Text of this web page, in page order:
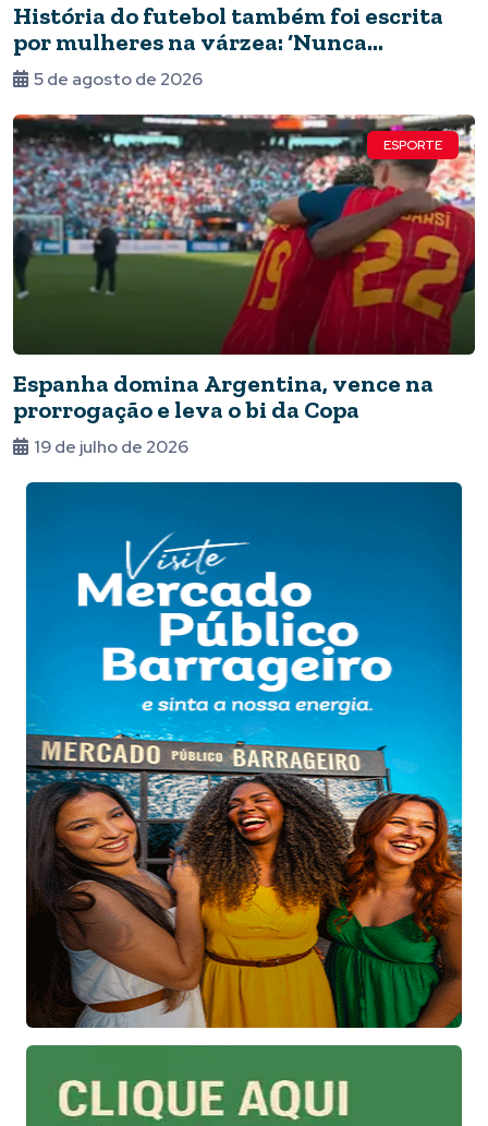
História do futebol também foi escrita
por mulheres na várzea: ‘Nunca
deixaram de jogar’
5 de agosto de 2026
ESPORTE
Espanha domina Argentina, vence na
prorrogação e leva o bi da Copa
19 de julho de 2026